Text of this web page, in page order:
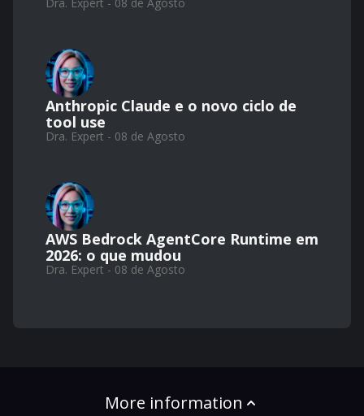
Anthropic Claude e o novo ciclo de
tool use
Dra. Expert - 08 de Agosto
AWS Bedrock AgentCore Runtime em
2026: o que mudou
Dra. Expert - 08 de Agosto
More information